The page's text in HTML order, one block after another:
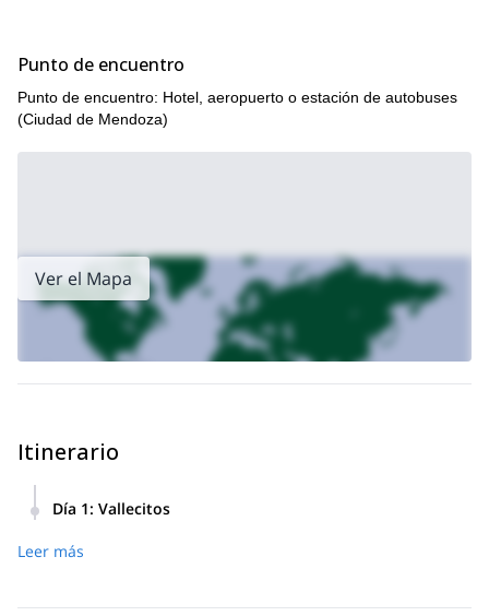
Punto de encuentro
Punto de encuentro: Hotel, aeropuerto o estación de autobuses
(Ciudad de Mendoza)
Ver el Mapa
Itinerario
Día 1: Vallecitos
Salida: 10 AM
Leer más